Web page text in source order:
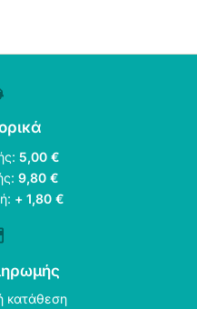
5,00 €
9,80 €
+ 1,80 €
κατάθεση